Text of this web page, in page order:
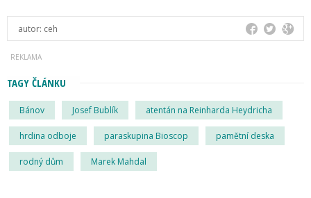
autor: ceh
TAGY ČLÁNKU
Bánov Josef Bublík atentán na Reinharda Heydricha
hrdina odboje paraskupina Bioscop pamětní deska
rodný dům Marek Mahdal